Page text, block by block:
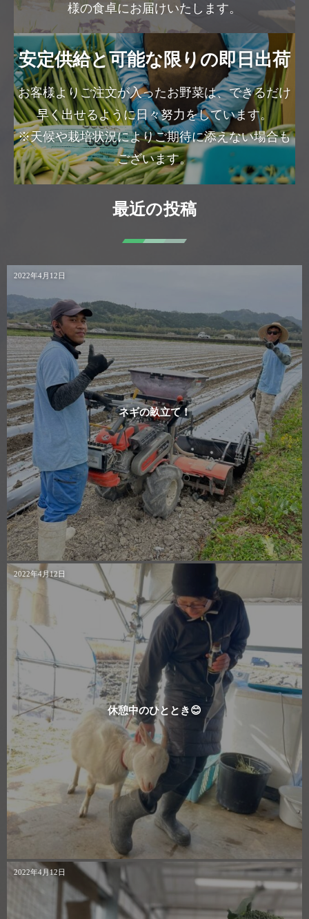
様の食卓にお届けいたします。
安定供給と可能な限りの即日出荷
お客様よりご注文が入ったお野菜は、できるだけ
早く出せるように日々努力をしています。
※天候や栽培状況によりご期待に添えない場合も
ございます。
最近の投稿
2022年4月12日
ネギの畝立て！
2022年4月12日
休憩中のひととき😊
2022年4月12日